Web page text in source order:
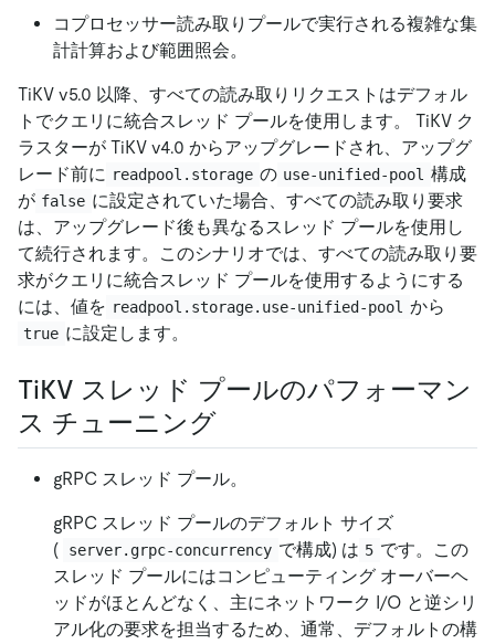
コプロセッサー読み取りプールで実行される複雑な集
計計算および範囲照会。
TiKV v5.0 以降、すべての読み取りリクエストはデフォル
トでクエリに統合スレッド プールを使用します。 TiKV ク
ラスターが TiKV v4.0 からアップグレードされ、アップグ
レード前に readpool.storage の use-unified-pool 構成
が false に設定されていた場合、すべての読み取り要求
は、アップグレード後も異なるスレッド プールを使用し
て続行されます。このシナリオでは、すべての読み取り要
求がクエリに統合スレッド プールを使用するようにする
には、値を readpool.storage.use-unified-pool から
true に設定します。
TiKV スレッド プールのパフォーマン
ス チューニング
gRPC スレッド プール。
gRPC スレッド プールのデフォルト サイズ
(
server.grpc-concurrency で構成) は 5 です。この
スレッド プールにはコンピューティング オーバーヘ
ッドがほとんどなく、主にネットワーク I/O と逆シリ
アル化の要求を担当するため、通常、デフォルトの構